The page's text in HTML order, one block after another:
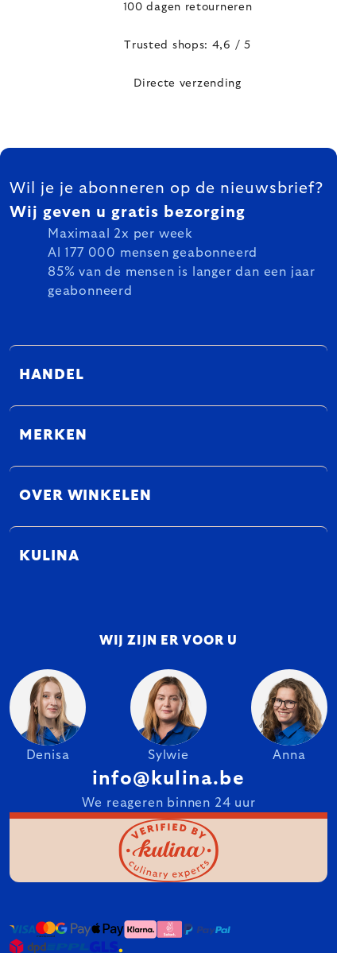
100 dagen retourneren
Trusted shops: 4,6 / 5
Directe verzending
FOOTER
Wil je je abonneren op de nieuwsbrief?
Wij geven u gratis bezorging
Maximaal 2x per week
Al 177 000 mensen geabonneerd
85% van de mensen is langer dan een jaar
geabonneerd
HANDEL
MERKEN
OVER WINKELEN
KULINA
WIJ ZIJN ER VOOR U
Denisa Sylwie Anna
info@kulina.be
We reageren binnen 24 uur